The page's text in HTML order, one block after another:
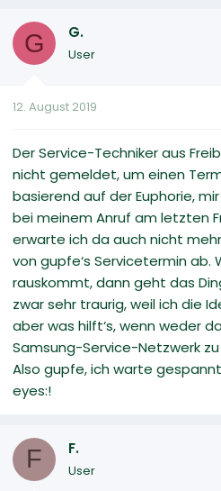
G G.
User
12. August 2019
Der Service-Techniker aus
nicht gemeldet, um einen
basierend auf der Euphorie,
bei meinem Anruf am letzten
erwarte ich da auch nicht
von gupfe‘s Servicetermin ab.
rauskommt, dann geht das
zwar sehr traurig, weil ich die
aber was hilft‘s, wenn weder
Samsung-Service-Netzwerk
Also gupfe, ich warte
eyes:!
F F.
User